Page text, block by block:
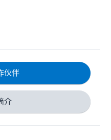
，歡迎與我們聯絡！
伙伴
介